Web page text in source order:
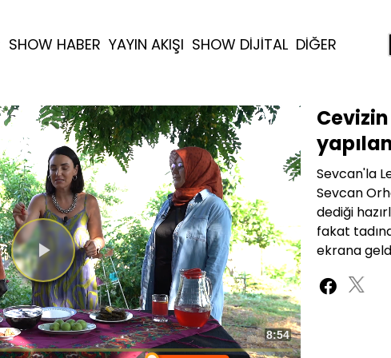
SHOW HABER YAYIN AKIŞI SHOW DİJİTAL DİĞER
Videoyu
Oynat
Toplam
8:54
Sevcan'la
Sevcan
dediği
fakat
ekrana